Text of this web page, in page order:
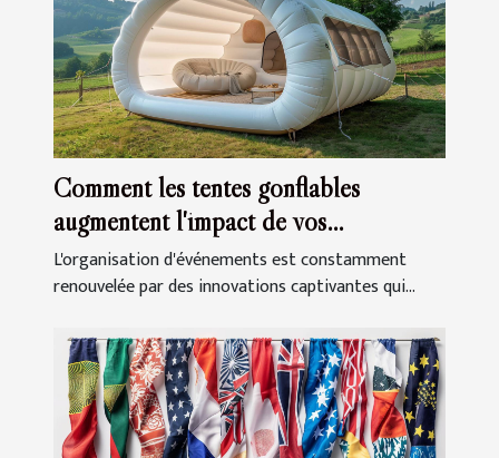
Comment les tentes gonflables
augmentent l'impact de vos
événements
L'organisation d'événements est constamment
renouvelée par des innovations captivantes qui...